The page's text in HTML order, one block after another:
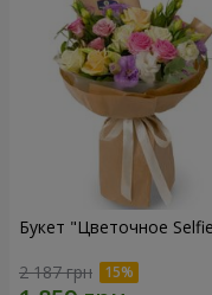
Букет "Цветочное
2 187 грн